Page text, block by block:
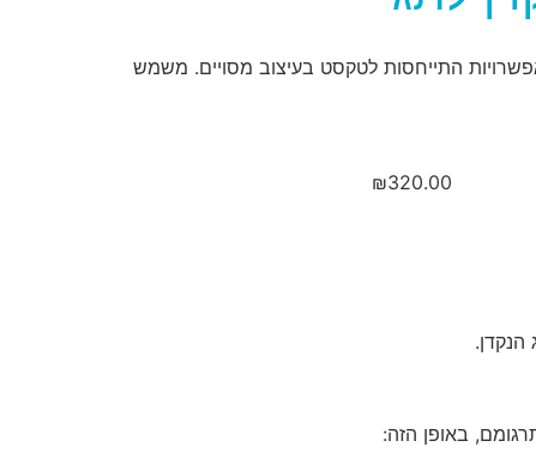
התייחסות לטקסט בעיצוב מסויים. משמש
₪320.00
הנקדן.
באופן הזה: